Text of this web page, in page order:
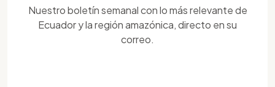
Nuestro boletín semanal con lo más relevante de
Ecuador y la región amazónica, directo en su
correo.